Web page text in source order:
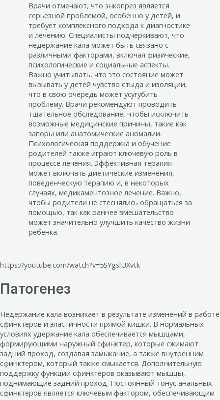
Врачи отмечают, что энкопрез является
серьезной проблемой, особенно у детей, и
требует комплексного подхода к диагностике
и лечению. Специалисты подчеркивают, что
недержание кала может быть связано с
различными факторами, включая физические,
психологические и социальные аспекты.
Важно учитывать, что это состояние может
вызывать у детей чувство стыда и изоляции,
что в свою очередь может усугубить
проблему. Врачи рекомендуют проводить
тщательное обследование, чтобы исключить
возможные медицинские причины, такие как
запоры или анатомические аномалии.
Психологическая поддержка и обучение
родителей также играют ключевую роль в
процессе лечения. Эффективная терапия
может включать диетические изменения,
поведенческую терапию и, в некоторых
случаях, медикаментозное лечение. Важно,
чтобы родители не стеснялись обращаться за
помощью, так как раннее вмешательство
может значительно улучшить качество жизни
ребенка.
https://youtube.com/watch?v=5SYgslUXvtk
Патогенез
Недержание кала возникает в результате изменений в работе
сфинктеров и эластичности прямой кишки. В нормальных
условиях удержание кала обеспечивается мышцами,
формирующими наружный сфинктер, которые сжимают
задний проход, создавая замыкание, а также внутренним
сфинктером, который также смыкается. Дополнительную
поддержку функции сфинктеров оказывают мышцы,
поднимающие задний проход. Постоянный тонус анальных
сфинктеров является ключевым фактором, обеспечивающим